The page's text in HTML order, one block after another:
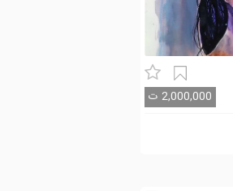
2,000,000 ت